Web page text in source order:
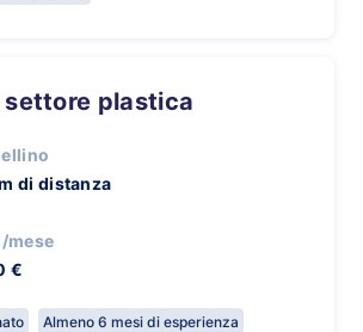
settore plastica
di distanza
mese
€
Almeno 6 mesi di esperienza